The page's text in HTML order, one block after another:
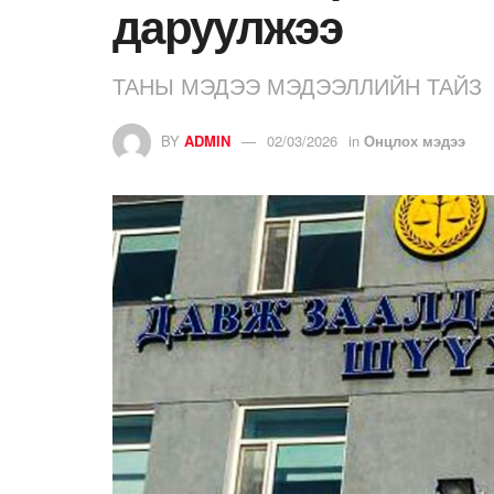
даруулжээ
ТАНЫ МЭДЭЭ МЭДЭЭЛЛИЙН ТАЙЗ
BY ADMIN 02/03/2026 in Онцлох мэдээ